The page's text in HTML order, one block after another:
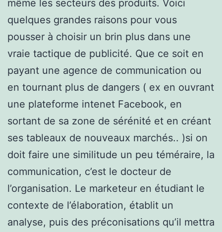
même les secteurs des produits. Voici
quelques grandes raisons pour vous
pousser à choisir un brin plus dans une
vraie tactique de publicité. Que ce soit en
payant une agence de communication ou
en tournant plus de dangers ( ex en ouvrant
une plateforme intenet Facebook, en
sortant de sa zone de sérénité et en créant
ses tableaux de nouveaux marchés.. )si on
doit faire une similitude un peu téméraire, la
communication, c’est le docteur de
l’organisation. Le marketeur en étudiant le
contexte de l’élaboration, établit un
analyse, puis des préconisations qu’il mettra